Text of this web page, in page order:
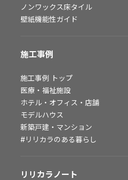
事業紹介
スペースソリューション事業
ファシリティソリューション事業
不動産投資開発事業
会社情報
採用情報
ノンワックス床タイル
壁紙機能性ガイド
施工事例
施工事例 トップ
医療・福祉施設
ホテル・オフィス・店舗
モデルハウス
新築戸建・マンション
#リリカラのある暮らし
リリカラノート